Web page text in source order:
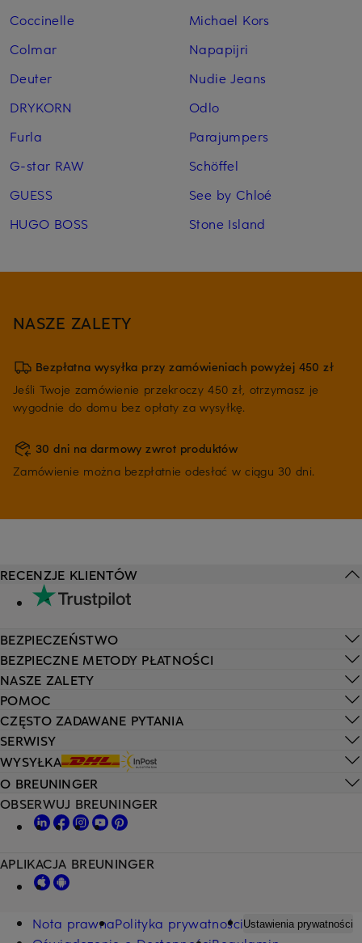
Coccinelle
Colmar
Deuter
DRYKORN
Furla
G-star RAW
GUESS
HUGO BOSS
Michael Kors
Napapijri
Nudie Jeans
Odlo
Parajumpers
Schöffel
See by Chloé
Stone Island
NASZE ZALETY
Bezpłatna wysyłka przy zamówieniach powyżej 450 zł
Jeśli Twoje zamówienie przekroczy 450 zł, otrzymasz je
wygodnie do domu bez opłaty za wysyłkę.
30 dni na darmowy zwrot produktów
Zamówienie można bezpłatnie odesłać w ciągu 30 dni.
POMOC
CZĘSTO ZADAWANE PYTANIA
SERWISY
WYSYŁKA
RECENZJE KLIENTÓW
BEZPIECZEŃSTWO
BEZPIECZNE METODY PŁATNOŚCI
NASZE ZALETY
O BREUNINGER
OBSERWUJ BREUNINGER
APLIKACJA BREUNINGER
Nota prawnaPolityka prywatnościUstawienia prywatności